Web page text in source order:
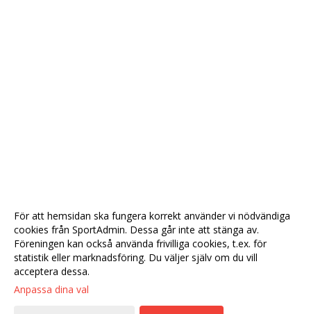
För att hemsidan ska fungera korrekt använder vi nödvändiga
cookies från SportAdmin. Dessa går inte att stänga av.
Föreningen kan också använda frivilliga cookies, t.ex. för
statistik eller marknadsföring. Du väljer själv om du vill
acceptera dessa.
Anpassa dina val